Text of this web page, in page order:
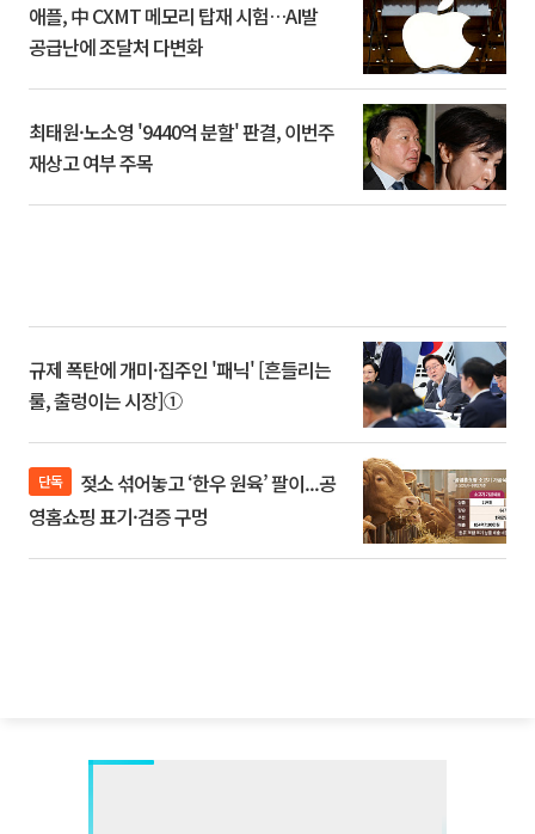
애플, 中 CXMT 메모리 탑재 시험…AI발
공급난에 조달처 다변화
최태원·노소영 '9440억 분할' 판결, 이번주
재상고 여부 주목
규제 폭탄에 개미·집주인 '패닉' [흔들리는
룰, 출렁이는 시장]①
단독
영홈쇼핑 표기·검증 구멍